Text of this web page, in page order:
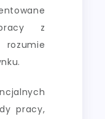
z
pracy,